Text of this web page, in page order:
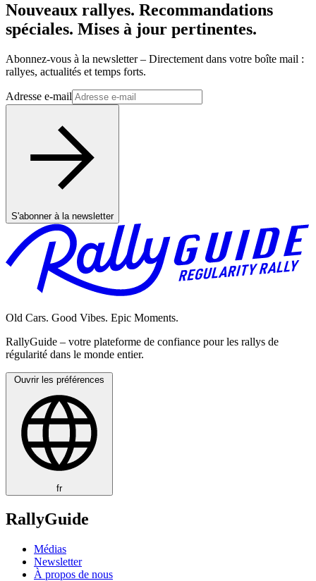
Nouveaux rallyes. Recommandations
spéciales. Mises à jour pertinentes.
Abonnez-vous à la newsletter – Directement dans votre boîte mail :
rallyes, actualités et temps forts.
Adresse e-mail
S'abonner à la newsletter
Old Cars. Good Vibes. Epic Moments.
RallyGuide – votre plateforme de confiance pour les rallys de
régularité dans le monde entier.
Ouvrir les préférences
fr
RallyGuide
Médias
Newsletter
À propos de nous